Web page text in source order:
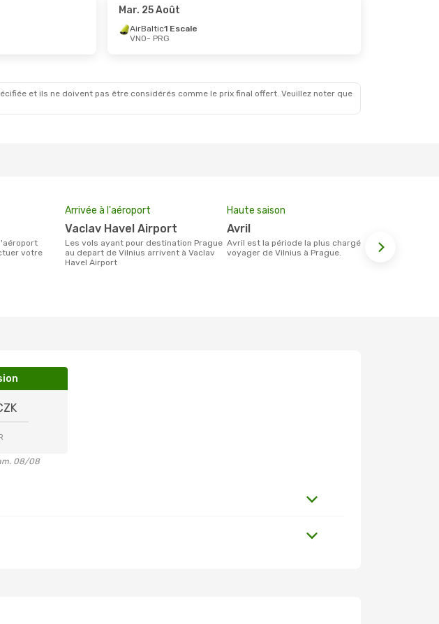
- Lun. 2 Nov.
1 Escale
Mar. 25 Août
AirBaltic1 Escale
VNO- PRG
et ils ne doivent pas être considérés comme le prix final offert. Veuillez noter que
votre
Arrivée à l'aéroport
Vaclav Havel Airport
Les vols ayant pour destination Prague
au depart de Vilnius arrivent à Vaclav
Havel Airport
Haute saison
avril
avril est la période la plus chargée pour
voyager de Vilnius à Prague.
08/08